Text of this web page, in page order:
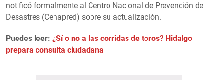
notificó formalmente al Centro Nacional de Prevención de
Desastres (Cenapred) sobre su actualización.
Puedes leer: ¿Sí o no a las corridas de toros? Hidalgo
prepara consulta ciudadana